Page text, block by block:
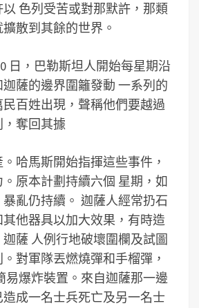
色列受苦或對那默許，那類
散到其餘的世界。
日，巴勒斯坦人開始每星期沿
薩的邊界圍籬發動 一系列的
百姓出現，聲稱他們要越過
奪回其據
哈馬斯開始指揮這些事件，
原本計劃持續六個 星期，如
亂仍持續。 迦薩人經常扔石
他器具以加大效果，有時造
薩 人例行地破壞圍欄及試圖
對軍隊丟燃燒彈和手榴彈，
易爆炸裝置。來自迦薩那一邊
成一名士兵死亡及另一名士